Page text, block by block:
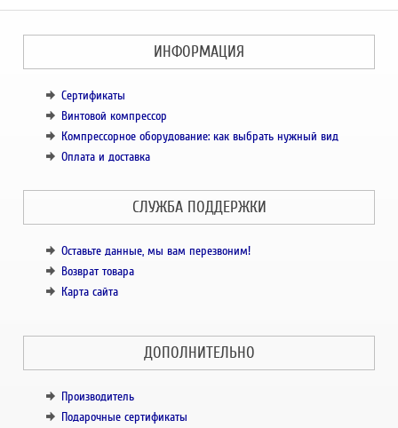
ИНФОРМАЦИЯ
Сертификаты
Винтовой компрессор
Компрессорное оборудование: как выбрать нужный вид
Оплата и доставка
СЛУЖБА ПОДДЕРЖКИ
Оставьте данные, мы вам перезвоним!
Возврат товара
Карта сайта
ДОПОЛНИТЕЛЬНО
Производитель
Подарочные сертификаты